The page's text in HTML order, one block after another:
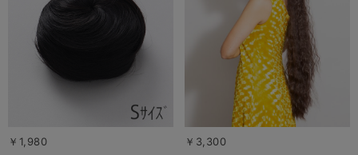
￥1,980 ￥3,300